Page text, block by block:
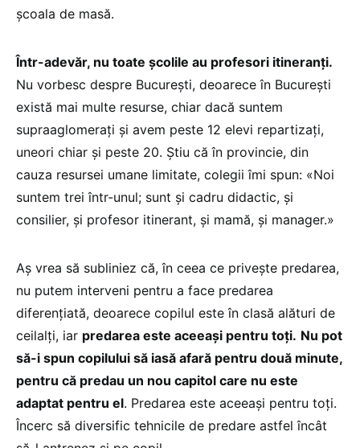
școala de masă.
Într-adevăr, nu toate școlile au profesori itineranți.
Nu vorbesc despre București, deoarece în București
există mai multe resurse, chiar dacă suntem
supraaglomerați și avem peste 12 elevi repartizați,
uneori chiar și peste 20. Știu că în provincie, din
cauza resursei umane limitate, colegii îmi spun: «Noi
suntem trei într-unul; sunt și cadru didactic, și
consilier, și profesor itinerant, și mamă, și manager.»
Aș vrea să subliniez că, în ceea ce privește predarea,
nu putem interveni pentru a face predarea
diferențiată, deoarece copilul este în clasă alături de
ceilalți, iar predarea este aceeași pentru toți. Nu pot
să-i spun copilului să iasă afară pentru două minute,
pentru că predau un nou capitol care nu este
adaptat pentru el. Predarea este aceeași pentru toți.
Încerc să diversific tehnicile de predare astfel încât